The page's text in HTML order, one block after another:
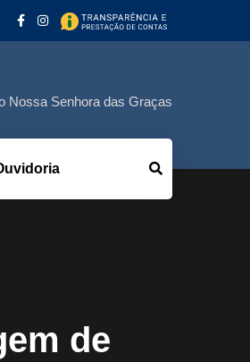
Nossa Senhora das Graças
de